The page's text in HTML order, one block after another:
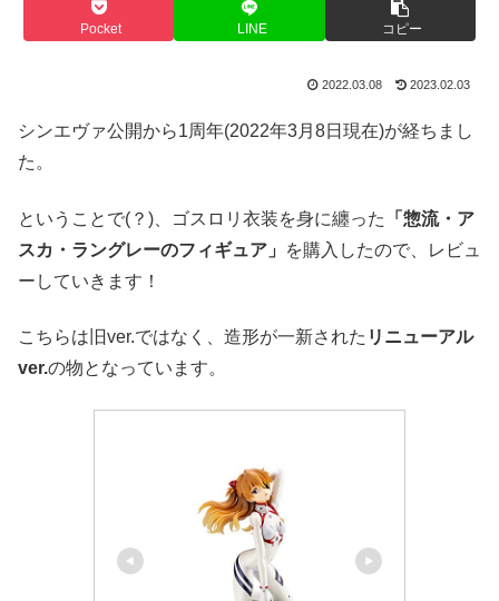
Pocket LINE コピー
2022.03.08 2023.02.03
シンエヴァ公開から1周年(2022年3月8日現在)が経ちまし
た。
ということで(？)、ゴスロリ衣装を身に纏った
「惣流・ア
スカ・ラングレーのフィギュア」
を購入したので、レビュ
ーしていきます！
こちらは旧ver.ではなく、造形が一新された リニューアル
ver.の物となっています。